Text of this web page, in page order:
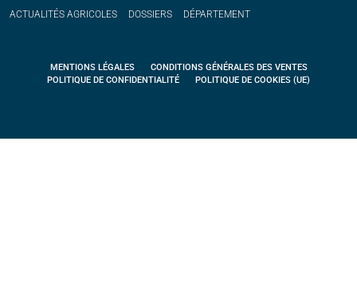
ACTUALITÉS AGRICOLES DOSSIERS DÉPARTEMENT
MENTIONS LÉGALES
CONDITIONS GÉNÉRALES DES VENTES
POLITIQUE DE CONFIDENTIALITÉ
POLITIQUE DE COOKIES (UE)